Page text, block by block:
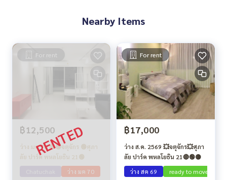
Nearby Items
For rent
฿12,500
ว่าง มค 70 🔴🟢จตุจักร 🟢ศุภา
ลัย ปาร์ค พหลโยธิน 21🟢
ว่าง มค 70
For rent
฿17,000
ว่าง ส.ค. 2569 💥จตุจักร💥ศุภา
ลัย ปาร์ค พหลโยธิน 21🔴🟢🟡
ว่าง สค 69
ready to move in